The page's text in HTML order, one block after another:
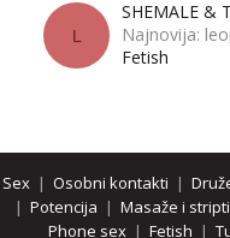
L
SHEMALE &
Najnovija:
Fetish
Sex| Osobni kontakti |
| Potencija | Masaže i
Phone sex| Fetish |